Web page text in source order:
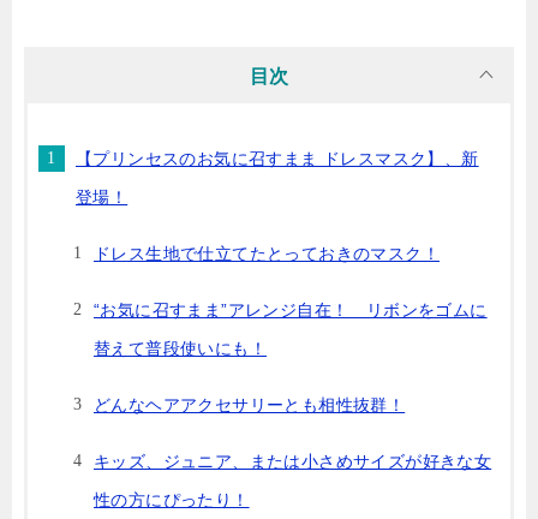
目次
【プリンセスのお気に召すまま ドレスマスク】、新
登場！
ドレス生地で仕立てたとっておきのマスク！
“お気に召すまま”アレンジ自在！ リボンをゴムに
替えて普段使いにも！
どんなヘアアクセサリーとも相性抜群！
キッズ、ジュニア、または小さめサイズが好きな女
性の方にぴったり！